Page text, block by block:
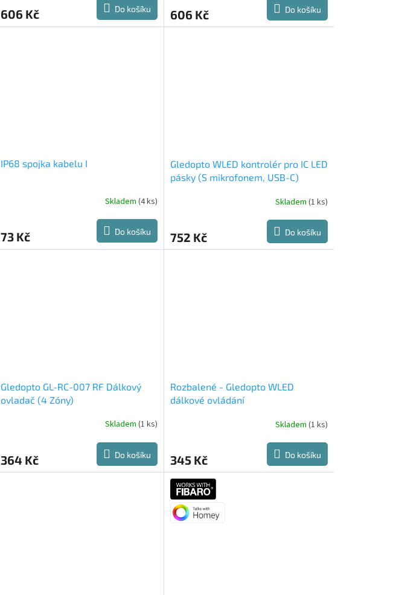
606 Kč Do košíku 606 Kč Do košíku
IP68 spojka kabelu I
Skladem (4 ks)
73 Kč Do košíku
Gledopto WLED kontrolér pro IC LED
pásky (S mikrofonem, USB-C)
Skladem (1 ks)
752 Kč Do košíku
Gledopto GL-RC-007 RF Dálkový
ovladač (4 Zóny)
Skladem (1 ks)
364 Kč Do košíku
Rozbalené - Gledopto WLED
dálkové ovládání
Skladem (1 ks)
345 Kč Do košíku